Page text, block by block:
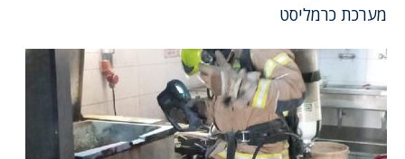
מערכת כרמליסט